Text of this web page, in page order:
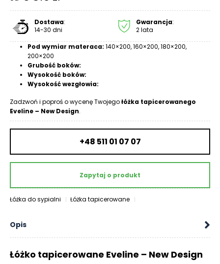
C
A
M
A
E
R
C
A
O
N
A
Dostawa:
14-30 dni
Gwarancja:
2 lata
Pod wymiar materaca: 140×200, 160×200, 180×200,
200×200
Grubość boków:
Wysokość boków:
Wysokość wezgłowia:
Zadzwoń i poproś o wycenę Twojegołóżka tapicerowanego
Eveline – New Design.
+48 511 01 07 07
Zapytaj o produkt
Łóżka do sypialni Łóżka tapicerowane
Opis
Łóżko tapicerowane Eveline – New Design